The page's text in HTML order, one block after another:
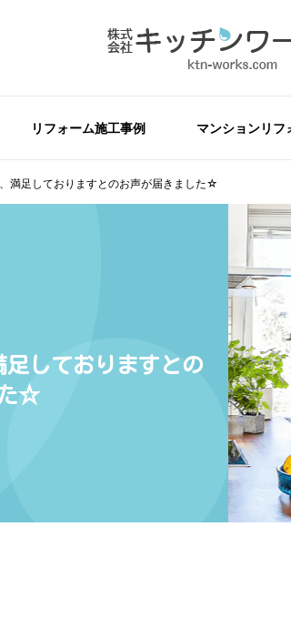
リフォーム施工事例 マンションリフ
満足しておりますとのお声が届きました☆
しておりますとの
た☆